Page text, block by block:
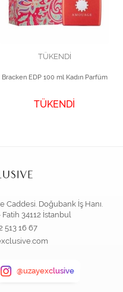
TÜKENDİ
Bracken EDP 100 ml Kadın Parfüm
TÜKENDİ
Doğubank İş Hanı.
34112 İstanbul
513 16 67
@uzayexclusive